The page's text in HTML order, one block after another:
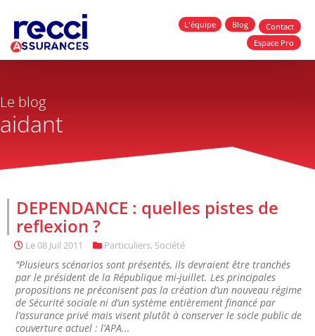
L'équipe Blog
Contact
Espace Pro
Le blog
aidant
DEPENDANCE : quelles pistes de
reflexion ?
Le08 Juil 2011 Particuliers, Société
"Plusieurs scénarios sont présentés, ils devraient être tranchés
par le président de la République mi-juillet. Les principales
propositions ne préconisent pas la création d’un nouveau régime
de Sécurité sociale ni d’un système entièrement financé par
l’assurance privé mais visent plutôt à conserver le socle public de
couverture actuel : l’APA...